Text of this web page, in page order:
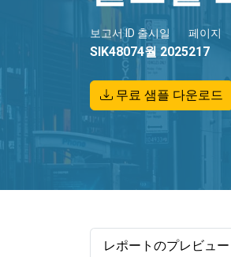
보고서 ID
SIK4807
출시일
4월 2025
페이지
217
무료 샘플 다운로드
レポートのプレビュー